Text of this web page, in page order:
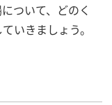
ついて、どのく
いきましょう。